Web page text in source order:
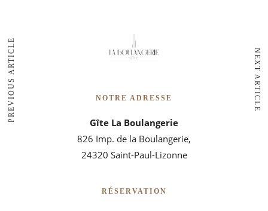
PREVIOUS ARTICLE NEXT ARTICLE
NOTRE ADRESSE
Gîte La Boulangerie
826 Imp. de la Boulangerie,
24320 Saint-Paul-Lizonne
RÉSERVATION